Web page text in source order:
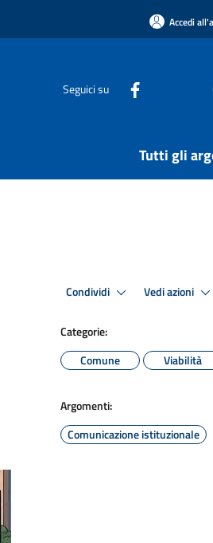
Accedi
Seguici su
Tutti gli
Condividi Vedi azioni
Categorie:
Comune
Viabilità
Argomenti:
Comunicazione istituzionale